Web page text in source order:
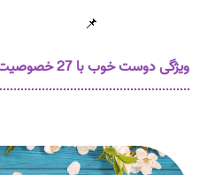
📌
ویژگی دوست خوب با 27 خصوصیت مهم و غیرقابل‌انکار دوست خوب